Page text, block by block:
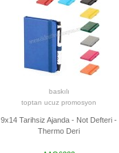
baskılı
toptan ucuz promosyon
9x14 Tarihsiz Ajanda - Not Defteri -
Thermo Deri